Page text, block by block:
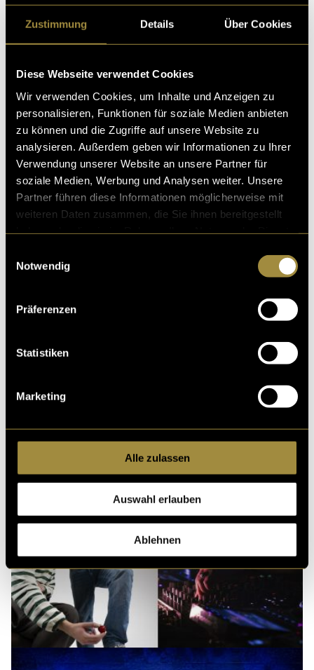
Zustimmung Details Über Cookies
Diese Webseite verwendet Cookies
Wir verwenden Cookies, um Inhalte und Anzeigen zu
personalisieren, Funktionen für soziale Medien anbieten
zu können und die Zugriffe auf unsere Website zu
analysieren. Außerdem geben wir Informationen zu Ihrer
Verwendung unserer Website an unsere Partner für
soziale Medien, Werbung und Analysen weiter. Unsere
Partner führen diese Informationen möglicherweise mit
weiteren Daten zusammen, die Sie ihnen bereitgestellt
Notwendig
Präferenzen
Statistiken
Marketing
Alle zulassen
Auswahl erlauben
Ablehnen